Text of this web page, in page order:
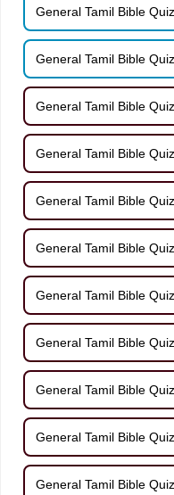
General Tamil Bible
General Tamil Bible
General Tamil Bible
General Tamil Bible
General Tamil Bible
General Tamil Bible
General Tamil Bible
General Tamil Bible
General Tamil Bible
General Tamil Bible
General Tamil Bible